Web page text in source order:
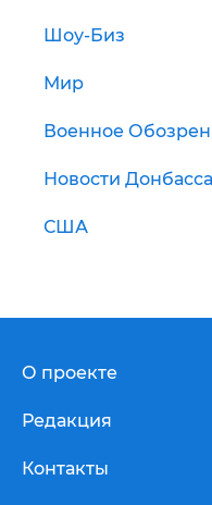
Шоу-Биз
Мир
Военное
Новости Донбасса
США
О проекте
Редакция
Контакты